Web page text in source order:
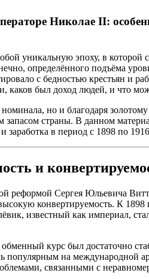
Николае II:
уникальную эпоху, в
определённого подъёма
с бедностью крестьян
каков был доход людей, и что
но и благодаря
запасом страны. В данном
заработка в период с 1898 по
и
Сергея Юльевича
конвертируемость. К
известный как империал,
курс был достаточно
на международной
связанными с